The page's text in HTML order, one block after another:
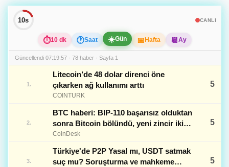
10s
⏱10 dk 🕐Saat ☀️Gün 📅 Hafta 📆 Ay
CANLI
Güncellendi 07:19:57 · 78 haber · Sayfa 1
1.
Litecoin’de 48 dolar direnci öne
çıkarken ağ kullanımı arttı
COINTURK
5
2.
BTC haberi: BIP-110 başarısız olduktan
sonra Bitcoin bölündü, yeni zincir iki
blok sonra durdu
CoinDesk
5
3.
Türkiye'de P2P Yasal mı, USDT satmak
suç mu? Soruşturma ve mahkeme
5